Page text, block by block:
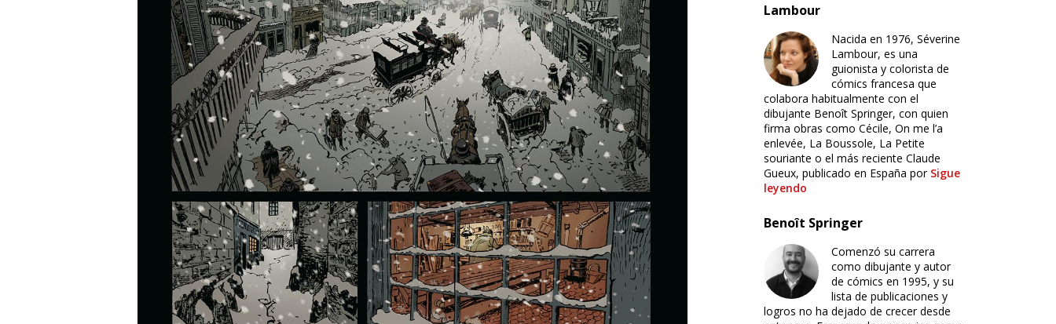
Lambour
Nacida en 1976, Séverine
Lambour, es una
guionista y colorista de
cómics francesa que
colabora habitualmente con el
dibujante Benoît Springer, con quien
firma obras como Cécile, On me l’a
enlevée, La Boussole, La Petite
souriante o el más reciente Claude
Gueux, publicado en España por Sigue
leyendo
Benoît Springer
Comenzó su carrera
como dibujante y autor
de cómics en 1995, y su
lista de publicaciones y
logros no ha dejado de crecer desde